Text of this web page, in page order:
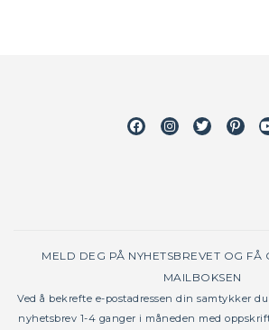
FacebookInstagram
Twitter
MELD DEG PÅ NYHETSBREVET OG FÅ
MAILBOKSEN
Ved å bekrefte e-postadressen din samtykker
nyhetsbrev 1-4 ganger i måneden med